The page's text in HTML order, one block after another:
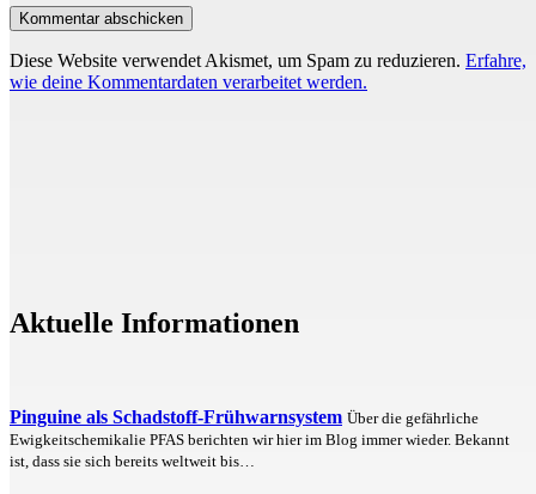
Diese Website verwendet Akismet, um Spam zu reduzieren. Erfahre,
wie deine Kommentardaten verarbeitet werden.
Aktuelle Informationen
Pinguine als Schadstoff-Frühwarnsystem Über die gefährliche
Ewigkeitschemikalie PFAS berichten wir hier im Blog immer wieder. Bekannt
ist, dass sie sich bereits weltweit bis…